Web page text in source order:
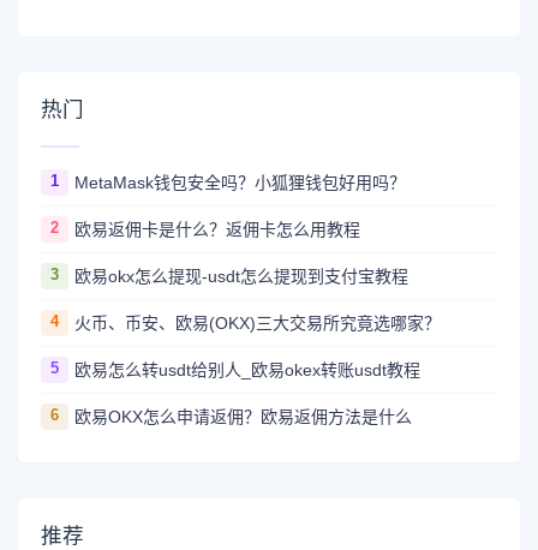
热门
1 MetaMask钱包安全吗？小狐狸钱包好用吗？
2 欧易返佣卡是什么？返佣卡怎么用教程
3 欧易okx怎么提现-usdt怎么提现到支付宝教程
4 火币、币安、欧易(OKX)三大交易所究竟选哪家？
5 欧易怎么转usdt给别人_欧易okex转账usdt教程
6 欧易OKX怎么申请返佣？欧易返佣方法是什么
推荐